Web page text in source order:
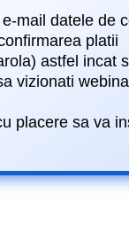
mail datele de
platii
astfel incat
vizionati
placere sa va